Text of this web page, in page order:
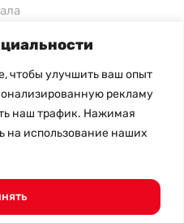
чтобы улучшить ваш опыт
рекламу
наш трафик. Нажимая
на использование наших
публичной офертой и
- Возврат товара
Все права